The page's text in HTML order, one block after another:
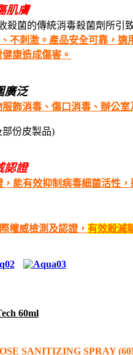
肌膚
菌的傳統消毒殺菌劑所引
不刺激。產品安全可靠，
康造成傷害。
廣泛
飾消毒、傷口消毒、辦公
份皮製品)
認證
能有效抑制病毒細菌活性
權威檢測及認證， 有效殺滅
SANITIZING SPRAY